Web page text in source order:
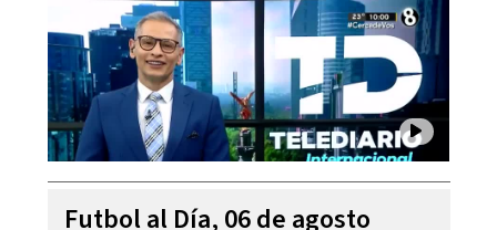
Futbol al Día, 06 de agosto